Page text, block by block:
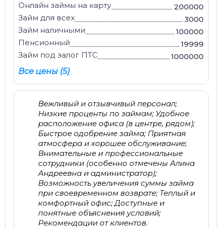
Онлайн займы на карту
200000
Займ для всех
3000
Займ наличными
100000
Пенсионный
19999
Займ под залог ПТС
1000000
Все цены (5)
Вежливый и отзывчивый персонал;
Низкие проценты по займам; Удобное
расположение офиса (в центре, рядом);
Быстрое одобрение займа; Приятная
атмосфера и хорошее обслуживание;
Внимательные и профессиональные
сотрудники (особенно отмечены Алина
Андреевна и администратор);
Возможность увеличения суммы займа
при своевременном возврате; Теплый и
комфортный офис; Доступные и
понятные объяснения условий;
Рекомендации от клиентов.